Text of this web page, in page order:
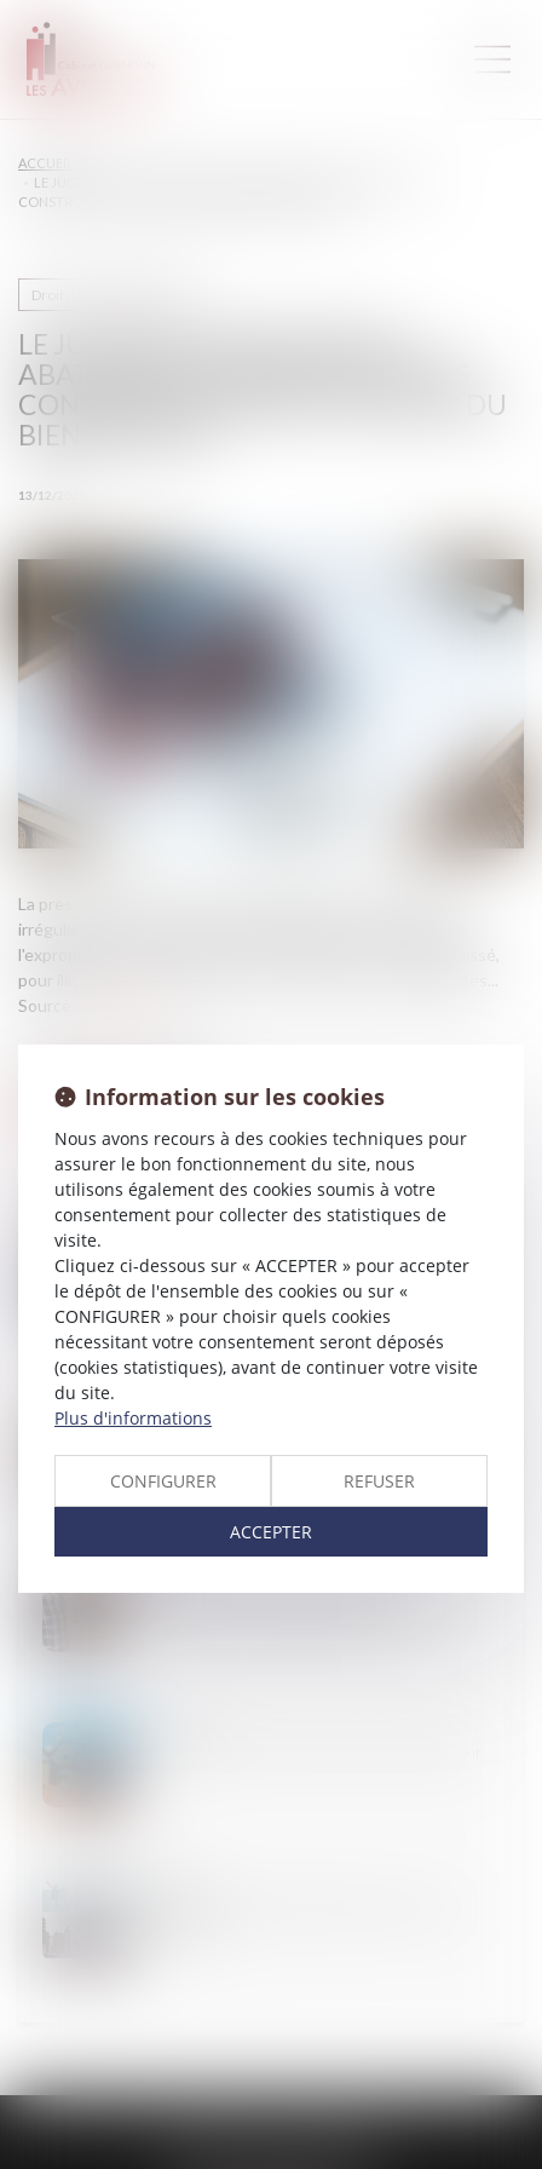
ACCUEIL
LE JUGE PEUT APPLIQUER UN ABATTEMENT POUR ILLICÉITÉ DES
CONSTRUCTIONS SUR LA VALEUR DU BIEN DÉLAISSÉ
LE JUGE PEUT APPLIQUER UN
ABATTEMENT POUR ILLICÉITÉ DES
CONSTRUCTIONS SUR LA VALEUR DU
BIEN DÉLAISSÉ
13/12/2023
Droit de la construction
Source :
La prescription de l'action en démolition des constructions
irrégulières ne fait pas obstacle à l'application, par le juge de
l'expropriation, d'un abattement sur la valeur du terrain délaissé,
pour illicéité d'une partie des constructions qui y sont édifiées...
Le juge peut appliquer un abattement pour illicéité
des constructions sur la valeur du bien délaissé
13DÉC.
de clauses contractuelles introduites après l’entrée
en vigueur de la loi du 18 juin 2014
13DÉC.
Formation continue des professionnels de
Information sur les cookies
Nous avons recours à des cookies techniques pour
assurer le bon fonctionnement du site, nous
utilisons également des cookies soumis à votre
consentement pour collecter des statistiques de
visite.
Cliquez ci-dessous sur « ACCEPTER » pour accepter
le dépôt de l'ensemble des cookies ou sur «
CONFIGURER » pour choisir quels cookies
nécessitant votre consentement seront déposés
(cookies statistiques), avant de continuer votre visite
du site.
Plus d'informations
CONFIGURER REFUSER
ACCEPTER